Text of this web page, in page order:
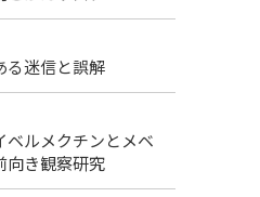
る迷信と誤解
ベルメクチンとメベ
向き観察研究